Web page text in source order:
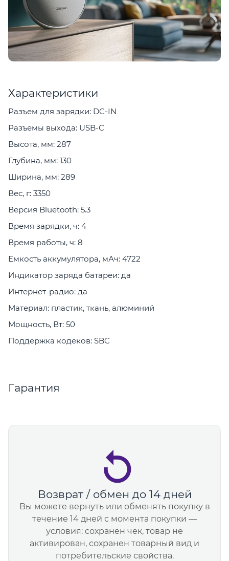
Характеристики
Разъем для зарядки: DC-IN
Разъемы выхода: USB-C
Высота, мм: 287
Глубина, мм: 130
Ширина, мм: 289
Вес, г: 3350
Версия Bluetooth: 5.3
Время зарядки, ч: 4
Время работы, ч: 8
Емкость аккумулятора, мАч: 4722
Индикатор заряда батареи: да
Интернет-радио: да
Материал: пластик, ткань, алюминий
Мощность, Вт: 50
Поддержка кодеков: SBC
Гарантия
Возврат / обмен до 14 дней
Вы можете вернуть или обменять покупку в
течение 14 дней с момента покупки —
условия: сохранён чек, товар не
активирован, сохранен товарный вид и
потребительские свойства.